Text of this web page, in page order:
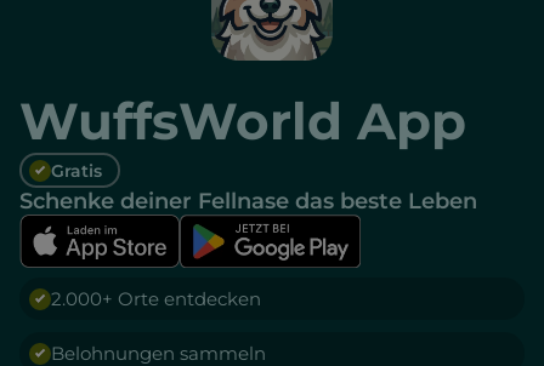
WuffsWorld App
Gratis
Schenke deiner Fellnase das beste Leben
2.000+ Orte entdecken
Belohnungen sammeln